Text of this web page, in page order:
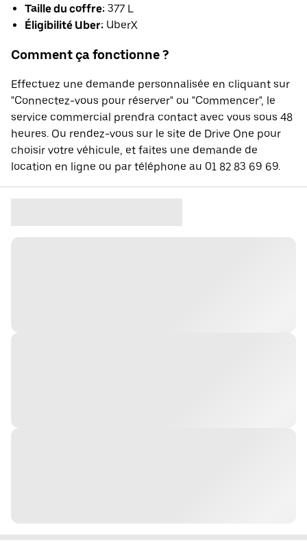
Taille du coffre: 377 L
Éligibilité Uber: UberX
Comment ça fonctionne ?
Effectuez une demande personnalisée en cliquant sur
"Connectez-vous pour réserver" ou "Commencer", le
service commercial prendra contact avec vous sous 48
heures. Ou rendez-vous sur le site de Drive One pour
choisir votre véhicule, et faites une demande de
location en ligne ou par téléphone au 01 82 83 69 69.